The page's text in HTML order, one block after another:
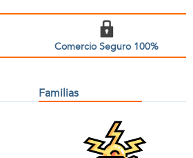
Comercio Seguro 100%
Familias